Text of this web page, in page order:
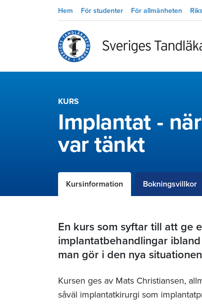
Hem För studenter För allmänheten
KURS
Implantat -
var tänkt
Kursinformation Bokningsvillkor
En kurs som syftar till att ge
implantatbehandlingar
man gör i den nya
Kursen ges av Mats Christiansen,
såväl implantatkirurgi som